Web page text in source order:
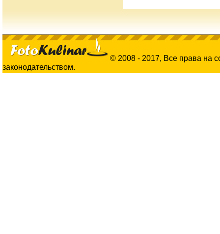
© 2008 - 2017, Все права на
законодательством.